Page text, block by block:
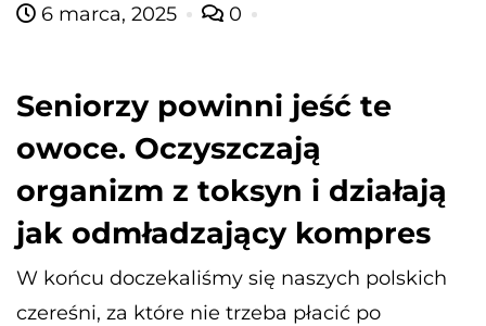
6 marca, 2025 0
Seniorzy powinni jeść te
owoce. Oczyszczają
organizm z toksyn i działają
jak odmładzający kompres
W końcu doczekaliśmy się naszych polskich
czereśni, za które nie trzeba płacić po